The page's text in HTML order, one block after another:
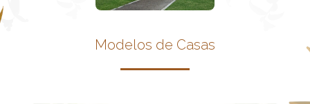
Modelos de Casas